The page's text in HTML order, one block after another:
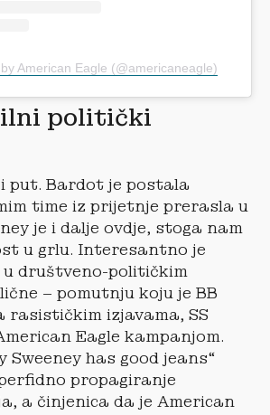
American Eagle (@americaneagle)
politički
put. Bardot je postala
time iz prijetnje prerasla u
je i dalje ovdje, stoga nam
u grlu. Interesantno je
društveno-političkim
– pomutnju koju je BB
rasističkim izjavama, SS
Eagle kampanjom.
Sweeney has good jeans“
propagiranje
a činjenica da je American